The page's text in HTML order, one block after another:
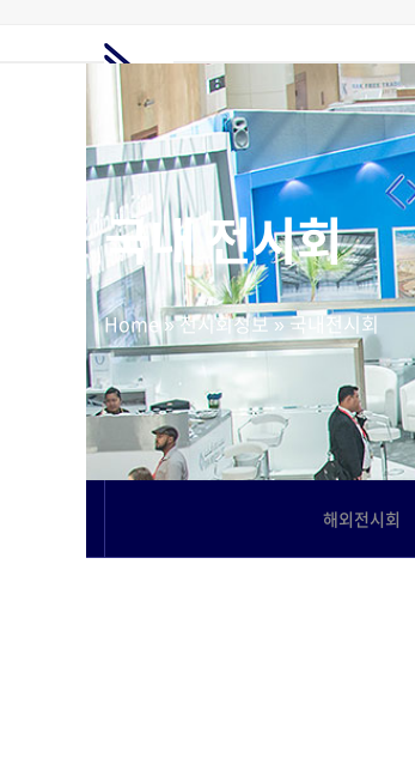
홈전시회정보 해외전시회전시부스해외마케팅
국내 전시회
Home»전시회정보»국내전시회
해외전시회